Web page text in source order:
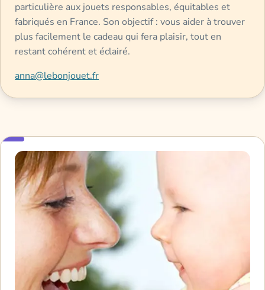
particulière aux jouets responsables, équitables et
fabriqués en France. Son objectif : vous aider à trouver
plus facilement le cadeau qui fera plaisir, tout en
restant cohérent et éclairé.
anna@lebonjouet.fr